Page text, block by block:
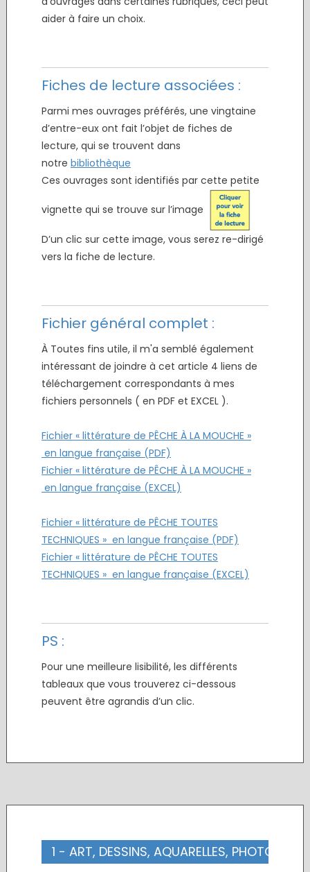
aider à faire un choix.
Fiches de lecture associées :
Parmi mes ouvrages préférés, une vingtaine
d’entre-eux ont fait l’objet de fiches de
lecture, qui se trouvent dans
notre bibliothèque
Ces ouvrages sont identifiés par cette petite
vignette qui se trouve sur l’image
D’un clic sur cette image, vous serez re-dirigé
vers la fiche de lecture.
Fichier général complet :
À Toutes fins utile, il m'a semblé également
intéressant de joindre à cet article 4 liens de
téléchargement correspondants à mes
fichiers personnels ( en PDF et EXCEL ).
Fichier « littérature de PÊCHE À LA MOUCHE »
en langue française (PDF)
Fichier « littérature de PÊCHE À LA MOUCHE »
en langue française (EXCEL)
Fichier « littérature de PÊCHE TOUTES
TECHNIQUES » en langue française (PDF)
Fichier « littérature de PÊCHE TOUTES
TECHNIQUES » en langue française (EXCEL)
PS :
Pour une meilleure lisibilité, les différents
tableaux que vous trouverez ci-dessous
peuvent être agrandis d’un clic.
1 - ART, DESSINS, AQUARELLES, PHOTOS